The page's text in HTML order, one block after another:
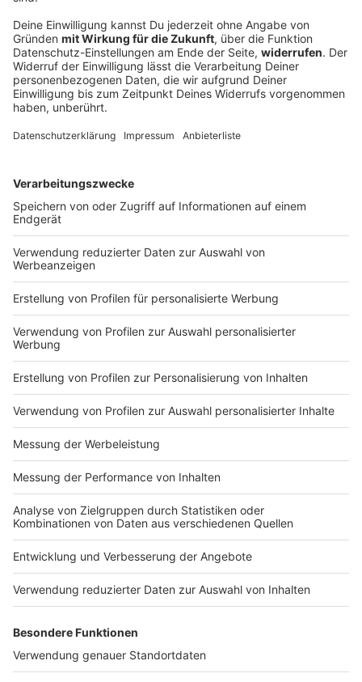
Ein Toter und sechs Verletzte bei Unfall mit
Transporter
Ein Kleintransporter kommt von der Straße ab und
überschlägt sich. Einer der sieben Insassen stirbt,
DEINE GEMERKTEN ARTIKEL
Du hast dir noch keine Artikel gemerkt
Markiere sie hierfür mit einem
Impressum
Nutzungsbedingungen
Jobs
Presse
Werben
Archiv
ANTENNE BAYERN GROUP
Kontakt
Studio-Hotline
Verkehrs-Hotline
Newsletter